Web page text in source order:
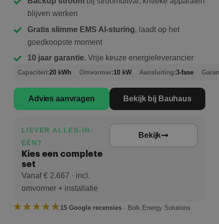
blijven werken
Gratis slimme EMS AI-sturing, laadt op het
goedkoopste moment
10 jaar garantie.Vrije keuze energieleverancier
Capaciteit:20 kWh Omvormer:10 kW Aansluiting:3-fase
Advies aanvragen Bekijk bij Bauhaus
LIEVER ALLES-IN-
ÉÉN?
Kies een complete
set
Vanaf € 2.667 · incl.
omvormer + installatie
Bekijk
15 Google recensies· Bolk Energy Solutions